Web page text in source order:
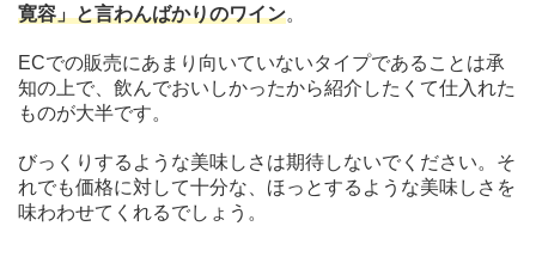
寛容」と言わんばかりのワイン。
ECでの販売にあまり向いていないタイプであることは承
知の上で、飲んでおいしかったから紹介したくて仕入れた
ものが大半です。
びっくりするような美味しさは期待しないでください。そ
れでも価格に対して十分な、ほっとするような美味しさを
味わわせてくれるでしょう。